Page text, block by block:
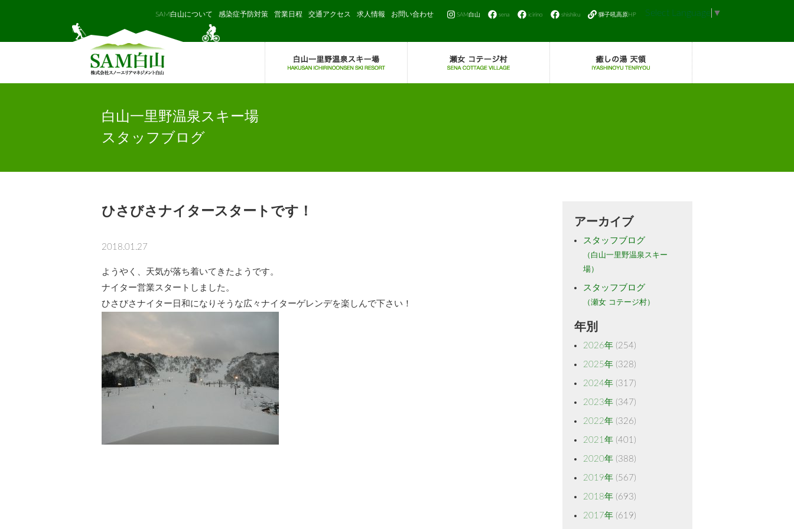
SAM白山 sena icirino shishiku 獅子吼高原HP
SAM白山について 感染症予防対策 営業日程 交通アクセス 求人情報 お問い合わせ Select Language ▼
白山一里野温泉スキー場
スタッフブログ
ひさびさナイタースタートです！
2018.01.27
ようやく、天気が落ち着いてきたようです。
ナイター営業スタートしました。
ひさびさナイター日和になりそうな広々ナイターゲレンデを楽しんで下さい！
アーカイブ
スタッフブログ
（白山一里野温泉スキー
場）
スタッフブログ
（瀬女 コテージ村）
年別
2026年 (254)
2025年 (328)
2024年 (317)
2023年 (347)
2022年 (326)
2021年 (401)
2020年 (388)
2019年 (567)
2018年 (693)
2017年 (619)